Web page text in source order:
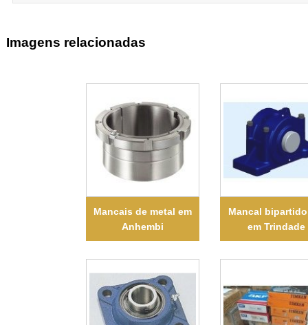
Imagens relacionadas
Mancais de metal em
Anhembi
Mancal
em Trindade